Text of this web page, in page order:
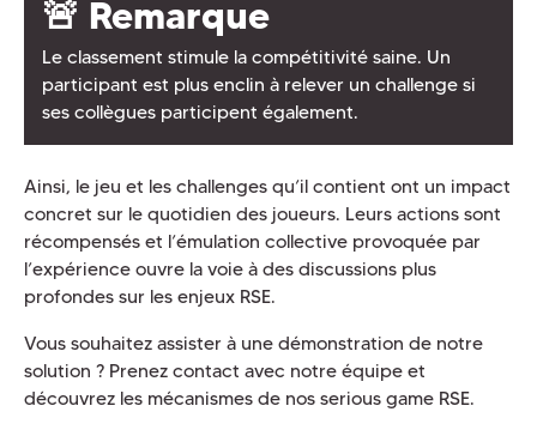
🚨 Remarque
Le classement stimule la compétitivité saine. Un
participant est plus enclin à relever un challenge si
ses collègues participent également.
Ainsi, le jeu et les challenges qu’il contient ont un impact
concret sur le quotidien des joueurs. Leurs actions sont
récompensés et l’émulation collective provoquée par
l’expérience ouvre la voie à des discussions plus
profondes sur les enjeux RSE.
Vous souhaitez assister à une démonstration de notre
solution ? Prenez contact avec notre équipe et
découvrez les mécanismes de nos serious game RSE.